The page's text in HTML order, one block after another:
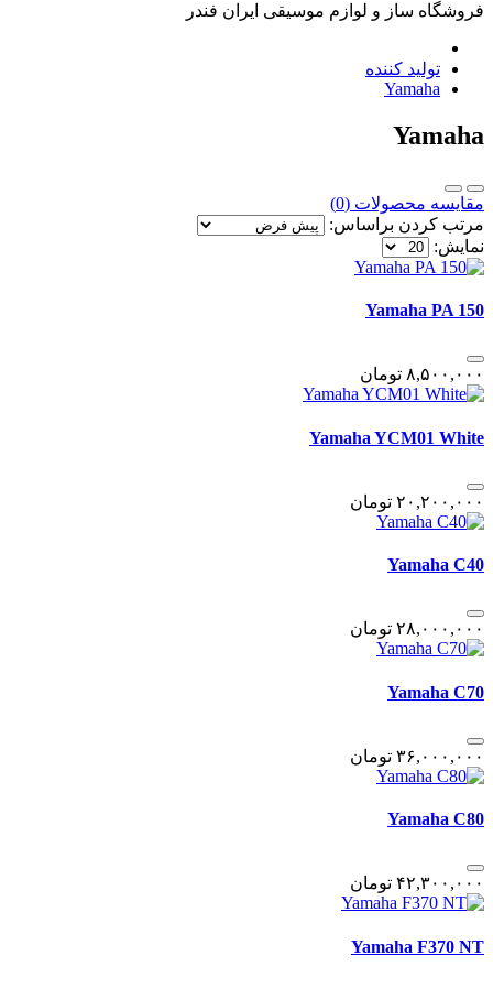
فروشگاه ساز و لوازم موسیقی ایران فندر
تولید کننده
Yamaha
Yamaha
مقایسه محصولات (0)
مرتب کردن براساس:
نمایش:
Yamaha PA 150
٨,۵٠٠,٠٠٠ تومان
Yamaha YCM01 White
٢٠,٢٠٠,٠٠٠ تومان
Yamaha C40
٢٨,٠٠٠,٠٠٠ تومان
Yamaha C70
٣۶,٠٠٠,٠٠٠ تومان
Yamaha C80
۴٢,٣٠٠,٠٠٠ تومان
Yamaha F370 NT